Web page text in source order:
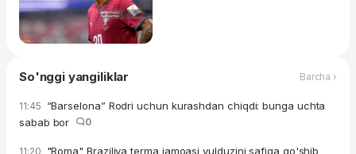
So'nggi yangiliklar Barcha ›
11:45 “Barselona” Rodri uchun kurashdan chiqdi: bunga uchta
sabab bor
0
11:20 "Roma" Braziliya terma jamoasi yulduzini safiga qo'shib